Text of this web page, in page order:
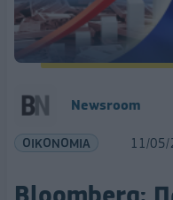
Newsroom
ΟΙΚΟΝΟΜΙΑ 11/